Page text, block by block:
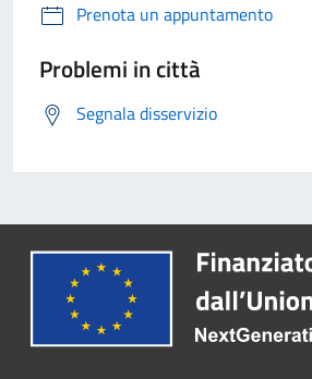
Prenota un appuntamento
Problemi in città
Segnala disservizio